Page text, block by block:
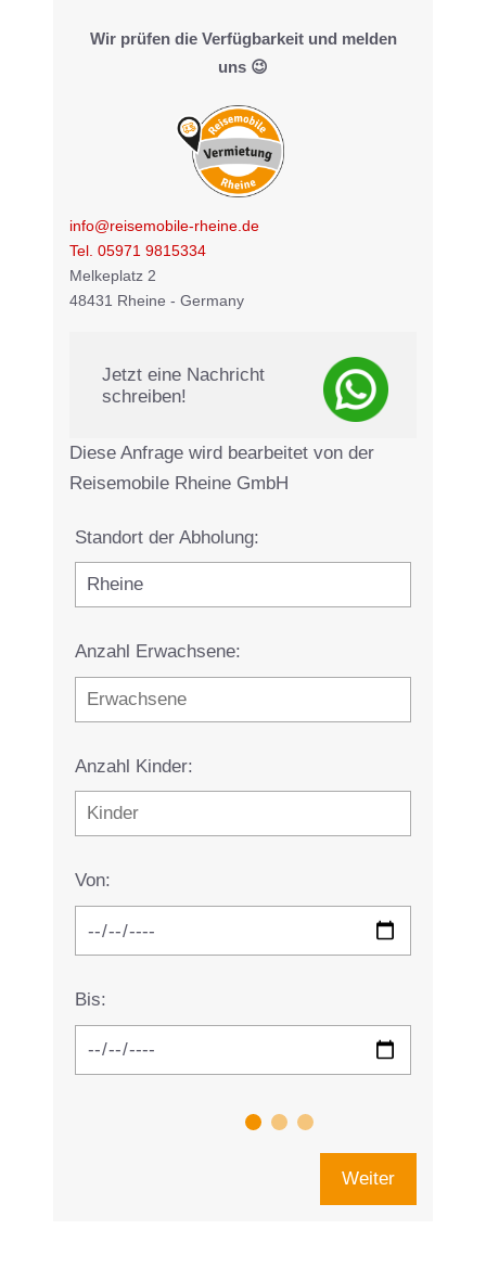
Wir prüfen die Verfügbarkeit und melden
uns 😉
info@reisemobile-rheine.de
Tel. 05971 9815334
Melkeplatz 2
48431 Rheine - Germany
Jetzt eine Nachricht
schreiben!
Diese Anfrage wird bearbeitet von der
Reisemobile Rheine GmbH
Standort der Abholung:
Anzahl Erwachsene:
Anzahl Kinder:
Von:
Bis:
Weiter